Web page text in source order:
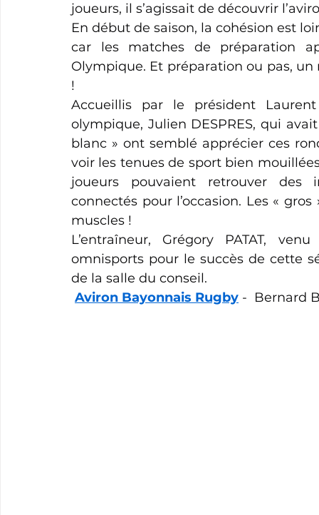
joueurs, il s’agissait de découvrir
En début de saison, la cohésion est
car les matches de préparation
Olympique. Et préparation ou pas,
!
Accueillis par le président
olympique, Julien DESPRES, qui
blanc » ont semblé apprécier ces
voir les tenues de sport bien
joueurs pouvaient retrouver des
connectés pour l’occasion. Les «
muscles !
L’entraîneur, Grégory PATAT,
omnisports pour le succès de cette
de la salle du conseil.
Aviron Bayonnais Rugby -  Bernard